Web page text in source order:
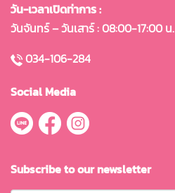
วัน-เวลาเปิดท่าการ :
วันจันทร์ – วันเสาร์ : 08:00-17:00 น.
034-106-284
Social Media
Subscribe to our newsletter